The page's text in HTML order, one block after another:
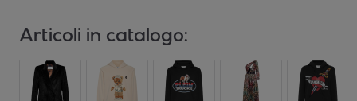
Articoli in catalogo: